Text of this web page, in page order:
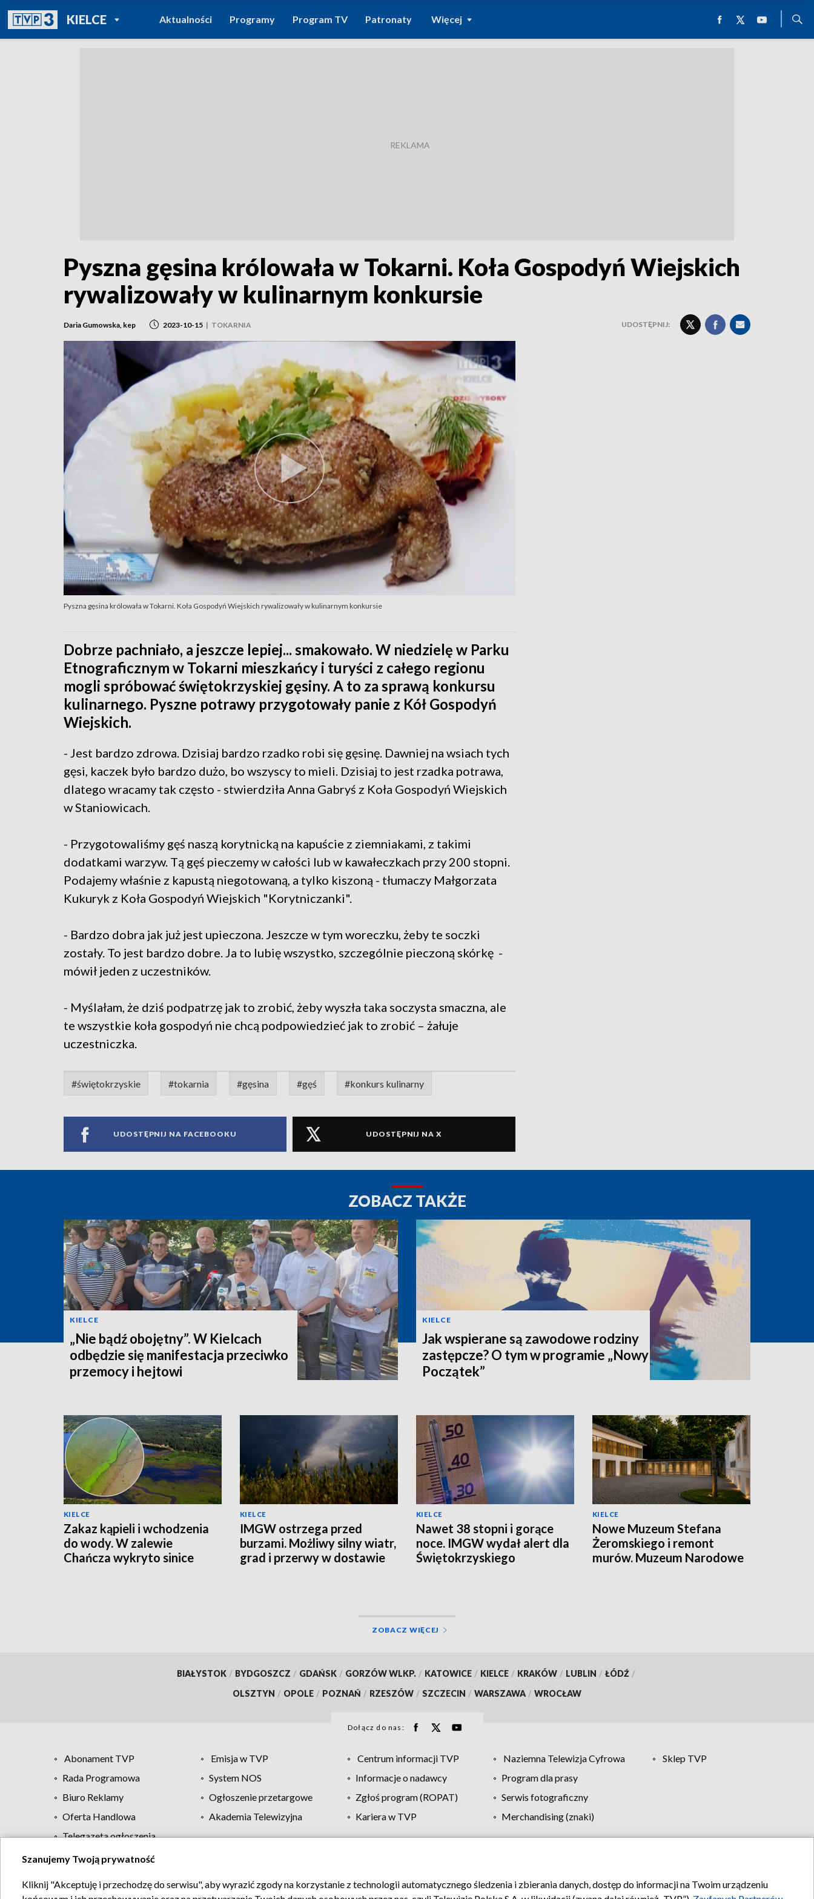
KIELCEPOWRÓT DO
TVP REGIONY
Aktualności Programy Program TV Patronaty Więcej
Pyszna gęsina królowała w Tokarni. Koła Gospodyń Wiejskich
rywalizowały w kulinarnym konkursie
Daria Gumowska, kep 2023-10-15 | TOKARNIA UDOSTĘPNIJ:
Pyszna gęsina królowała w Tokarni. Koła Gospodyń Wiejskich rywalizowały w kulinarnym konkursie
Dobrze pachniało, a jeszcze lepiej... smakowało. W niedzielę w Parku
Etnograficznym w Tokarni mieszkańcy i turyści z całego regionu
mogli spróbować świętokrzyskiej gęsiny. A to za sprawą konkursu
kulinarnego. Pyszne potrawy przygotowały panie z Kół Gospodyń
Wiejskich.
- Jest bardzo zdrowa. Dzisiaj bardzo rzadko robi się gęsinę. Dawniej na wsiach tych
gęsi, kaczek było bardzo dużo, bo wszyscy to mieli. Dzisiaj to jest rzadka potrawa,
dlatego wracamy tak często - stwierdziła Anna Gabryś z Koła Gospodyń Wiejskich
w Staniowicach.
- Przygotowaliśmy gęś naszą korytnicką na kapuście z ziemniakami, z takimi
dodatkami warzyw. Tą gęś pieczemy w całości lub w kawałeczkach przy 200 stopni.
Podajemy właśnie z kapustą niegotowaną, a tylko kiszoną - tłumaczy Małgorzata
Kukuryk z Koła Gospodyń Wiejskich "Korytniczanki".
- Bardzo dobra jak już jest upieczona. Jeszcze w tym woreczku, żeby te soczki
zostały. To jest bardzo dobre. Ja to lubię wszystko, szczególnie pieczoną skórkę -
mówił jeden z uczestników.
- Myślałam, że dziś podpatrzę jak to zrobić, żeby wyszła taka soczysta smaczna, ale
te wszystkie koła gospodyń nie chcą podpowiedzieć jak to zrobić – żałuje
uczestniczka.
#świętokrzyskie #tokarnia #gęsina #gęś #konkurs kulinarny
UDOSTĘPNIJ NA FACEBOOKU UDOSTĘPNIJ NA X
ZOBACZ TAKŻE
KIELCE
„Nie bądź obojętny”. W Kielcach
odbędzie się manifestacja przeciwko
przemocy i hejtowi
KIELCE
Jak wspierane są zawodowe rodziny
zastępcze? O tym w programie „Nowy
Początek”
KIELCE
Zakaz kąpieli i wchodzenia
do wody. W zalewie
Chańcza wykryto sinice
KIELCE
IMGW ostrzega przed
burzami. Możliwy silny wiatr,
grad i przerwy w dostawie
KIELCE
Nawet 38 stopni i gorące
noce. IMGW wydał alert dla
Świętokrzyskiego
KIELCE
Nowe Muzeum Stefana
Żeromskiego i remont
murów. Muzeum Narodowe
ZOBACZ WIĘCEJ
BIAŁYSTOK / BYDGOSZCZ / GDAŃSK / GORZÓW WLKP. / KATOWICE / KIELCE / KRAKÓW / LUBLIN / ŁÓDŹ /
OLSZTYN / OPOLE / POZNAŃ / RZESZÓW / SZCZECIN / WARSZAWA / WROCŁAW
Dołącz do nas:
Abonament TVP Emisja w TVP Centrum informacji TVP Naziemna Telewizja Cyfrowa
Sklep TVP
Rada Programowa
System NOS Informacje o nadawcy
Program dla prasy
Biuro Reklamy
Ogłoszenie przetargowe Zgłoś program (ROPAT)
Serwis fotograficzny
Oferta Handlowa
Akademia Telewizyjna Kariera w TVP
Merchandising (znaki)
Telegazeta ogłoszenia
Regulamin TVP Polityka prywatności Moje zgody Pomoc Biuro reklamy Kontakt
Szanujemy Twoją prywatność
Kliknij "Akceptuję i przechodzę do serwisu", aby wyrazić zgody na korzystanie z technologii automatycznego śledzenia i zbierania danych, dostęp do informacji na Twoim urządzeniu